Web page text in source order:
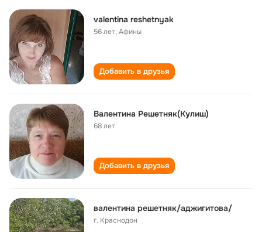
valentina reshetnyak
56 лет,Афины
Добавить в друзья
Валентина Решетняк(Кулиш)
68 лет
Добавить в друзья
валентина решетняк/аджигитова/
г. Краснодон